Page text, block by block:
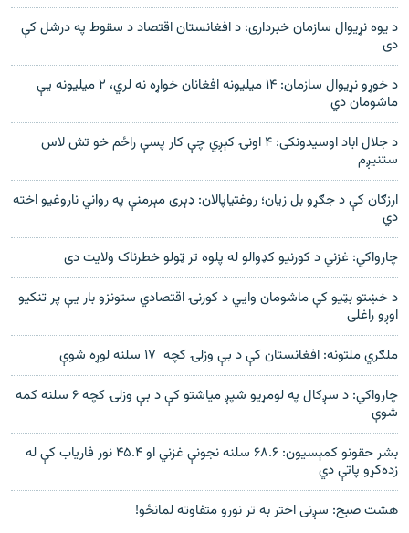
د یوه نړیوال سازمان خبرداری: د افغانستان اقتصاد د سقوط په درشل کې
دی
د خوړو نړیوال سازمان: ۱۴ میلیونه افغانان خواړه نه لري، ۲ میلیونه یې
ماشومان دي
د جلال اباد اوسیدونکی: ۴ اونۍ کېږي چې کار پسې راځم خو تش لاس
ستنیږم
ارزګان کې د جګړو بل زیان؛ روغتیاپالان: ډېری مېرمنې په رواني ناروغیو اخته
دي
چارواکي: غزني د کورنیو کډوالو له پلوه تر ټولو خطرناک ولایت دی
د خښتو بټیو کې ماشومان وايي د کورنۍ اقتصادي ستونزو بار یې پر تنکیو
اوږو راغلی
ملګري ملتونه: افغانستان کې د بې وزلۍ کچه ۱۷ سلنه لوړه شوې
چارواکي: د سږکال په لومړیو شپږ میاشتو کې د بې وزلۍ کچه ۶ سلنه کمه
شوې
بشر حقونو کمېسیون: ۶۸.۶ سلنه نجونې غزني او ۴۵.۴ نور فاریاب کې له
زده‌کړو پاتې دي
هشت صبح: سږنی اختر به تر نورو متفاوته لمانځو!